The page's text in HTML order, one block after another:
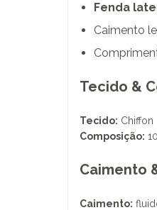
Fenda
Caimento
Tecido &
Tecido: Chiffon
Composição:
Caimento
Caimento: